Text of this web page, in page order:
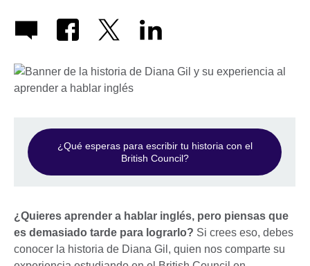
¿Qué esperas para escribir tu historia con el
British Council?
¿Quieres aprender a hablar inglés, pero piensas que
es demasiado tarde para lograrlo? Si crees eso, debes
conocer la historia de Diana Gil, quien nos comparte su